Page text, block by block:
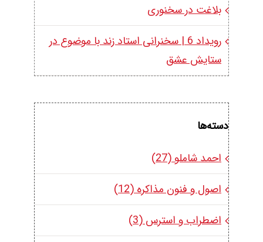
بلاغت در سخنوری
رویداد 6 | سخنرانی استاد زند با موضوع در
ستایش عشق
احمد شاملو (27)
اصول و فنون مذاکره (12)
اضطراب و استرس (3)